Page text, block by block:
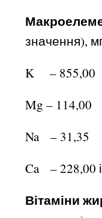
значення),
K – 855,00
Mg – 114,00
Na – 31,35
Ca – 228,00
Вітаміни